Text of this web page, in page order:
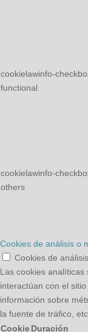
cookielawinfo-
functional
cookielawinfo-
others
Cookies de análisis o
Cookies de
Las cookies
interactúan con el
información sobre
la fuente de tráfico,
CookieDuración